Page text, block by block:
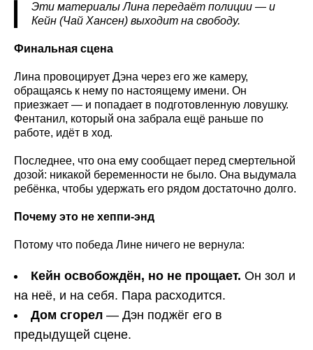
Эти материалы Лина передаёт полиции — и
Кейн (Чай Хансен) выходит на свободу.
Финальная сцена
Лина провоцирует Дэна через его же камеру,
обращаясь к нему по настоящему имени. Он
приезжает — и попадает в подготовленную ловушку.
Фентанил, который она забрала ещё раньше по
работе, идёт в ход.
Последнее, что она ему сообщает перед смертельной
дозой: никакой беременности не было. Она выдумала
ребёнка, чтобы удержать его рядом достаточно долго.
Почему это не хеппи-энд
Потому что победа Лине ничего не вернула:
Кейн освобождён, но не прощает. Он зол и
на неё, и на себя. Пара расходится.
Дом сгорел — Дэн поджёг его в
предыдущей сцене.